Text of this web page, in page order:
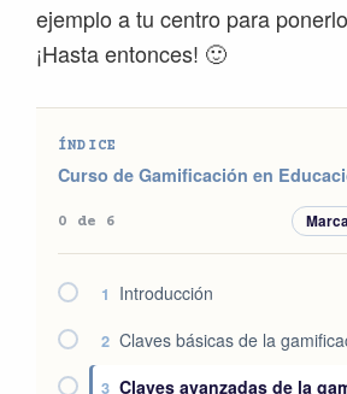
ejemplo a tu centro para
¡Hasta entonces! 🙂
ÍNDICE
Curso de Gamificación en
0 de 6
1 Introducción
2 Claves básicas de la
3 Claves avanzadas de la